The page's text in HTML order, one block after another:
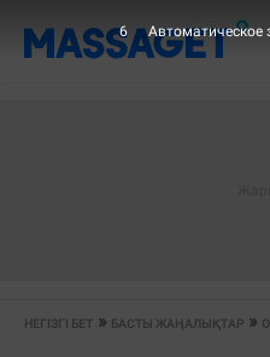
НЕГІЗГІ БЕТ БАСТЫ ЖАҢАЛЫҚТАР
6 Автоматическое